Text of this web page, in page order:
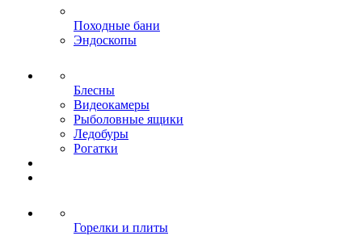
Походные бани
Эндоскопы
Блесны
Видеокамеры
Рыболовные ящики
Ледобуры
Рогатки
Горелки и плиты